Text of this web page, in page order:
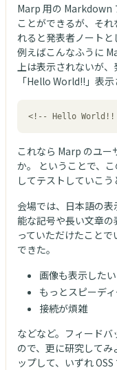
Marp 用の Markdown
ことができるが、そ
れると発表者ノートと
例えばこんなふうに
上は表示されないが
「Hello World!!」表示
<!-- Hello
これなら Marp のユー
か。 ということで、
してテストしていこう
会場では、日本語の
能な記号や長い文章
っていただけたこと
できた。
画像も表示したい
もっとスピーデ
接続が煩雑
などなど。フィード
ので、更に研究して
ップして、いずれ OSS